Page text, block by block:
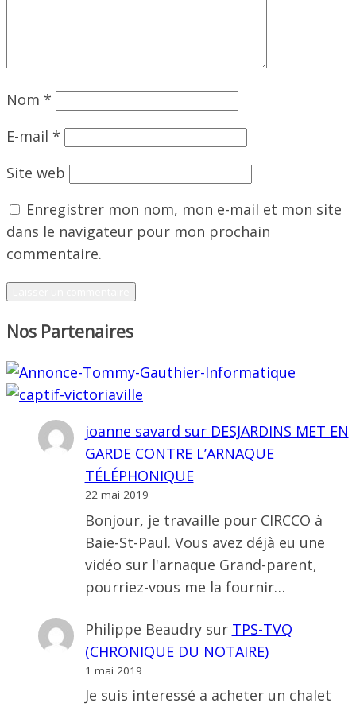
Nom *
E-mail *
Site web
Enregistrer mon nom, mon e-mail et mon site
dans le navigateur pour mon prochain
commentaire.
Nos Partenaires
joanne savard sur DESJARDINS MET EN
GARDE CONTRE L’ARNAQUE
TÉLÉPHONIQUE
22 mai 2019
Bonjour, je travaille pour CIRCCO à
Baie-St-Paul. Vous avez déjà eu une
vidéo sur l'arnaque Grand-parent,
pourriez-vous me la fournir…
Philippe Beaudrysur TPS-TVQ
(CHRONIQUE DU NOTAIRE)
1 mai 2019
Je suis interessé a acheter un chalet